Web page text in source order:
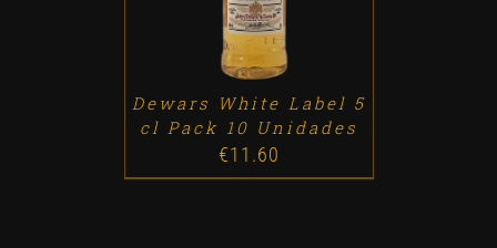
Dewars White Label 5
cl Pack 10 Unidades
€11.60